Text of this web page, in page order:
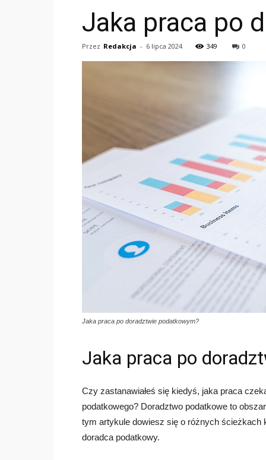
Jaka praca po
Przez Redakcja - 6 lipca 2024 349 0
Jaka praca po doradztwie podatkowym?
Jaka praca po
Czy zastanawiałeś się kiedyś, jaka praca
podatkowego? Doradztwo podatkowe to
tym artykule dowiesz się o różnych ścieżkach
doradca podatkowy.